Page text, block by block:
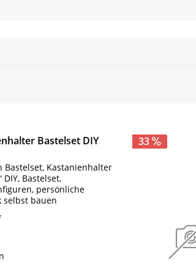
Bastelset DIY
Bastelset, Kastanienhalter
DIY, Bastelset,
persönliche
selbst bauen
sind ein
Geschenk für Familie
33